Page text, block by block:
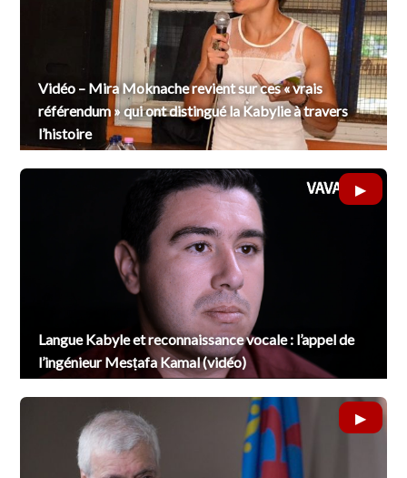
Vidéo – Mira Moknache revient sur ces « vrais
référendum » qui ont distingué la Kabylie à travers
l’histoire
Langue Kabyle et reconnaissance vocale : l’appel de
l’ingénieur Mesṭafa Kamal (vidéo)